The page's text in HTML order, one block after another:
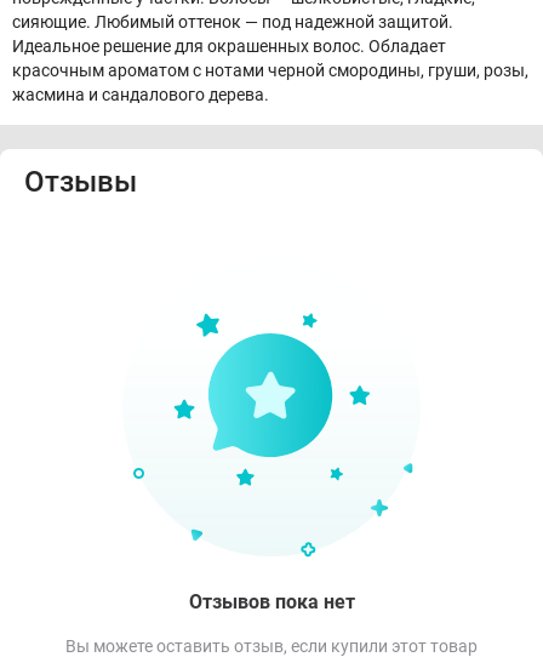
сияющие. Любимый оттенок — под надежной защитой.
Идеальное решение для окрашенных волос. Обладает
красочным ароматом с нотами черной смородины, груши, розы,
жасмина и сандалового дерева.
Отзывы
Отзывов пока нет
Вы можете оставить отзыв, если купили этот товар